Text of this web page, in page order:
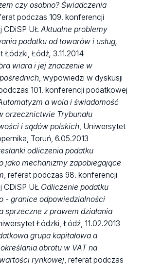
czy osobno? Świadczenia
podczas 109. konferencji
CDiSP UŁAktualne problemy
podatku od towarów i usług,
Łódzki, Łódź, 3.11.2014
wiara i jej znaczenie w
, wypowiedzi w dyskusji
101. konferencji podatkowej
a wola i świadomość
orzecznictwie Trybunału
i sądów polskich, Uniwersytet
Toruń, 6.05.2013
odliczenia podatku
jako mechanizmy zapobiegające
, referat podczas 98. konferencji
CDiSP UŁ Odliczenie podatku
- granice odpowiedzialności
sprzeczne z prawem działania
Łódzki, Łódź, 11.02.2013
grupa kapitałowa a
obrotu w VAT na
rynkowej, referat podczas